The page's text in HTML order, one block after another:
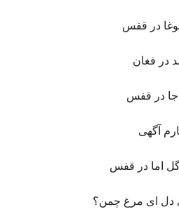
غوغا در قفس
در فغان
جا در قفس
آگهی
اما در قفس
دل ای مرغ چمن؟